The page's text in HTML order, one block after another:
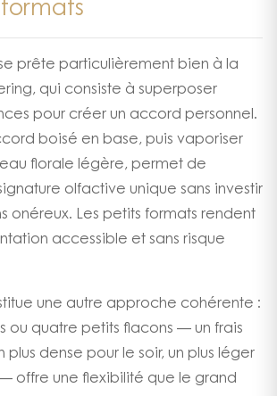
prête particulièrement bien à la
qui consiste à superposer
pour créer un accord personnel.
boisé en base, puis vaporiser
florale légère, permet de
olfactive unique sans investir
onéreux. Les petits formats rendent
accessible et sans risque
une autre approche cohérente :
ou quatre petits flacons — un frais
plus dense pour le soir, un plus léger
offre une flexibilité que le grand